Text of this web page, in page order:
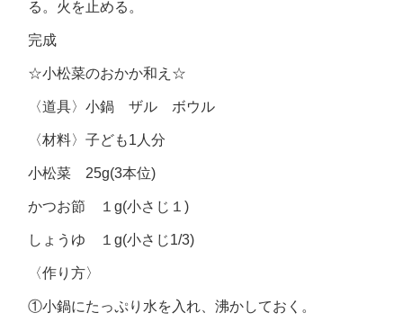
る。火を止める。
完成
☆小松菜のおかか和え☆
〈道具〉小鍋 ザル ボウル
〈材料〉子ども1人分
小松菜 25g(3本位)
かつお節 １g(小さじ１)
しょうゆ １g(小さじ1/3)
〈作り方〉
①小鍋にたっぷり水を入れ、沸かしておく。